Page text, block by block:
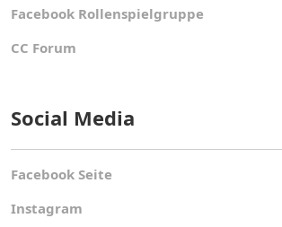
Facebook Rollenspielgruppe
CC Forum
Social Media
Facebook Seite
Instagram